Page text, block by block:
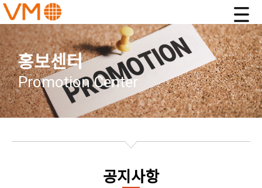
홍보센터
Promotion Center
공지사항